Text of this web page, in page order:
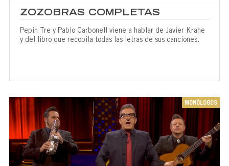
ZOZOBRAS COMPLETAS
Pepín Tre y Pablo Carbonell viene a hablar de Javier Krahe
y del libro que recopila todas las letras de sus canciones.
MONÓLOGOS